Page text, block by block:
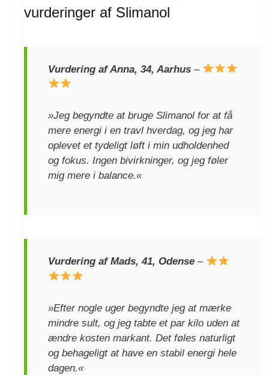
vurderinger af Slimanol
Vurdering af Anna, 34, Aarhus –
»Jeg begyndte at bruge Slimanol for at få
mere energi i en travl hverdag, og jeg har
oplevet et tydeligt løft i min udholdenhed
og fokus. Ingen bivirkninger, og jeg føler
mig mere i balance.«
Vurdering af Mads, 41, Odense –
»Efter nogle uger begyndte jeg at mærke
mindre sult, og jeg tabte et par kilo uden at
ændre kosten markant. Det føles naturligt
og behageligt at have en stabil energi hele
dagen.«